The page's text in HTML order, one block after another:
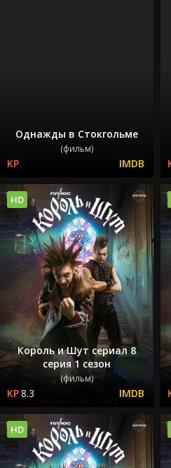
Однажды в Стокгольме
(фильм)
Король и Шут сериал 8
серия 1 сезон
(фильм)
8.3
HD
HD